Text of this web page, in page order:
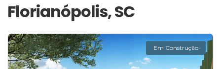
Florianópolis, SC
Em Construção